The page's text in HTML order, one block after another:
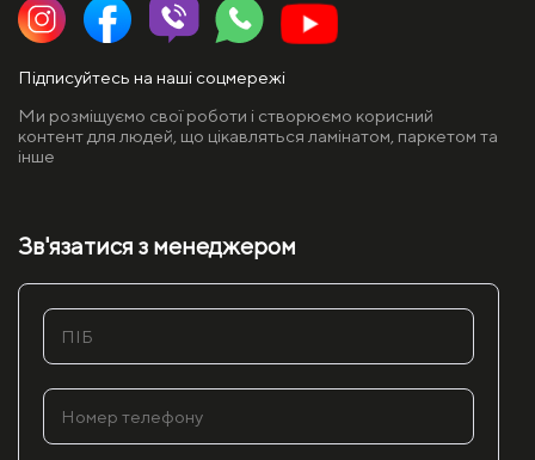
Підписуйтесь на наші соцмережі
Ми розміщуємо свої роботи і створюємо корисний
контент для людей, що цікавляться ламінатом, паркетом та
інше
Зв'язатися з менеджером